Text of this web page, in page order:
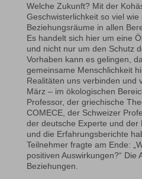
Welche Zukunft? Mit der
Geschwisterlichkeit so viel wie
Beziehungsräume in allen
Es handelt sich hier um eine
und nicht nur um den Schutz
Vorhaben kann es gelingen,
gemeinsame Menschlichkeit
Realitäten uns verbinden und
März – im ökologischen
Professor, der griechische
COMECE, der Schweizer
der deutsche Experte und der
und die Erfahrungsberichte
Teilnehmer fragte am Ende:
positiven Auswirkungen?“ Die
Beziehungen.